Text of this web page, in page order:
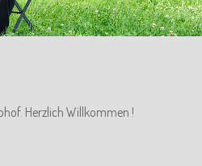
Herzlich Willkommen !